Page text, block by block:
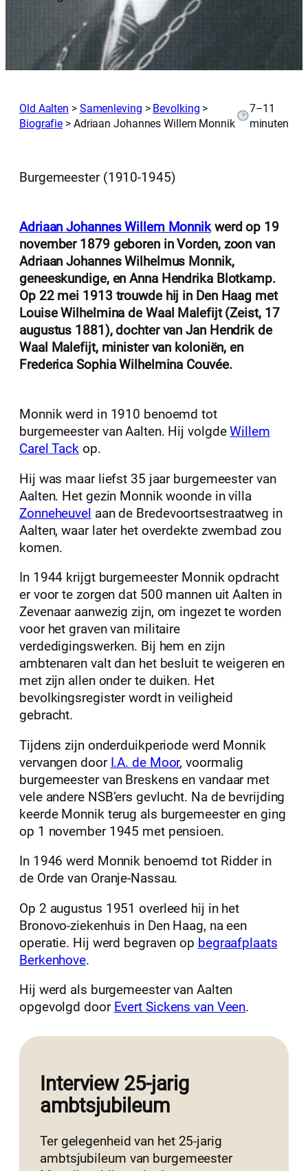
Old Aalten > Samenleving > Bevolking >
Biografie > Adriaan Johannes Willem Monnik
7–11
minuten
Burgemeester (1910-1945)
Adriaan Johannes Willem Monnikwerd op 19
november 1879 geboren in Vorden, zoon van
Adriaan Johannes Wilhelmus Monnik,
geneeskundige, en Anna Hendrika Blotkamp.
Op 22 mei 1913 trouwde hij in Den Haag met
Louise Wilhelmina de Waal Malefijt (Zeist, 17
augustus 1881), dochter van Jan Hendrik de
Waal Malefijt, minister van koloniën, en
Frederica Sophia Wilhelmina Couvée.
Monnik werd in 1910 benoemd tot
burgemeester van Aalten. Hij volgdeWillem
Carel Tack op.
Hij was maar liefst 35 jaar burgemeester van
Aalten. Het gezin Monnik woonde in villa
Zonneheuvel aan de Bredevoortsestraatweg in
Aalten, waar later het overdekte zwembad zou
komen.
In 1944 krijgt burgemeester Monnik opdracht
er voor te zorgen dat 500 mannen uit Aalten in
Zevenaar aanwezig zijn, om ingezet te worden
voor het graven van militaire
verdedigingswerken. Bij hem en zijn
ambtenaren valt dan het besluit te weigeren en
met zijn allen onder te duiken. Het
bevolkingsregister wordt in veiligheid
gebracht.
Tijdens zijn onderduikperiode werd Monnik
vervangen door I.A. de Moor, voormalig
burgemeester van Breskens en vandaar met
vele andere NSB’ers gevlucht. Na de bevrijding
keerde Monnik terug als burgemeester en ging
op 1 november 1945 met pensioen.
In 1946 werd Monnik benoemd tot Ridder in
de Orde van Oranje-Nassau.
Op 2 augustus 1951 overleed hij in het
Bronovo-ziekenhuis in Den Haag, na een
operatie. Hij werd begraven op begraafplaats
Berkenhove.
Hij werd als burgemeester van Aalten
opgevolgd door Evert Sickens van Veen.
Interview 25-jarig
ambtsjubileum
Ter gelegenheid van het 25-jarig
ambtsjubileum van burgemeester